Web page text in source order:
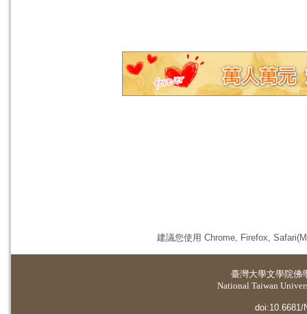
建議您使用 Chrome, Firefox,
臺灣大學文學院佛
National Taiwan
doi:10.6681/